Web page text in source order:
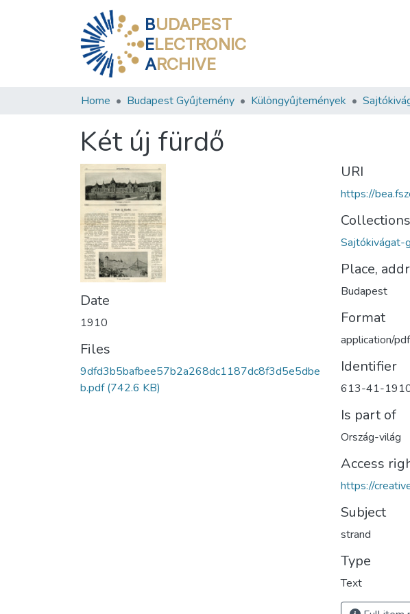
BUDAPEST
ELECTRONIC
ARCHIVE
Home Budapest Gyűjtemény Különgyűjtemények
Két új fürdő
Date
1910
Files
9dfd3b5bafbee57b2a268dc1187dc8f3d5e5dbe
b.pdf(742.6 KB)
URI
https://
Collections
Sajtókivágat-
Place,
Budapest
Format
application/pdf
Identifier
613-41-
Is part of
Ország-világ
Access
https://
Subject
strand
Type
Text